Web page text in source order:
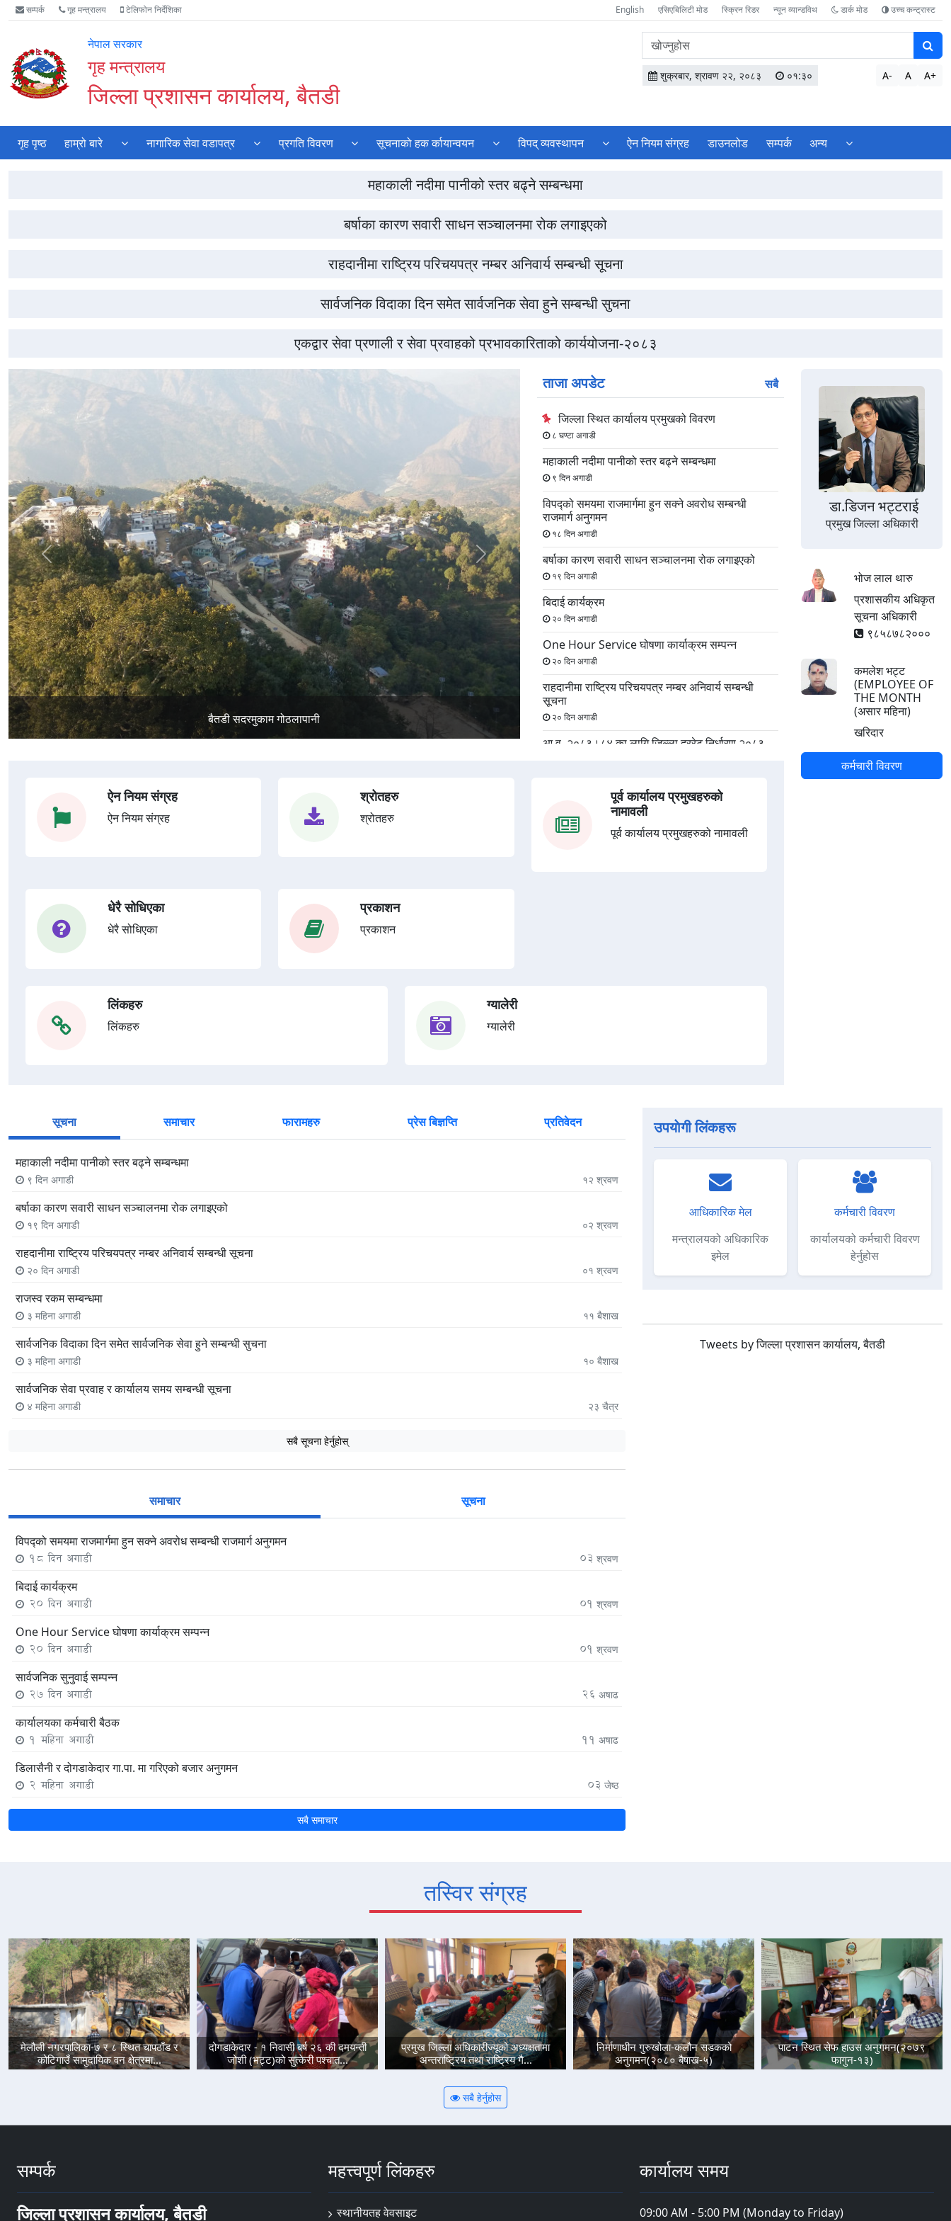
Accessibility
Mode
गर्नुहोस्
मुख्य
नेभिगेसन
वेबसाइट
खोजमा
सम्पर्क गृह मन्त्रालय टेलिफोन निर्देशिका English एसिएबिलिटी मोड स्क्रिन रिडर न्यून व्यान्डविथ डार्क मोड उच्च कन्ट्रास्ट
नेपाल सरकार
गृह मन्त्रालय
जिल्ला प्रशासन कार्यालय, बैतडी
वेबसाइटमा
सामग्री
खोज्नुहोस
शुक्रबार, श्रावण २२, २०८३ ०१:३० A- A A+
गृह पृष्ठ हाम्रो बारे नागारिक सेवा वडापत्र प्रगति विवरण सूचनाको हक र्कायान्वयन विपद् व्यवस्थापन ऐन नियम संग्रह डाउनलोड सम्पर्क अन्य
महाकाली नदीमा पानीको स्तर बढ्ने सम्बन्धमा
बर्षाका कारण सवारी साधन सञ्चालनमा रोक लगाइएको
राहदानीमा राष्ट्रिय परिचयपत्र नम्बर अनिवार्य सम्बन्धी सूचना
सार्वजनिक विदाका दिन समेत सार्वजनिक सेवा हुने सम्बन्धी सुचना
एकद्वार सेवा प्रणाली र सेवा प्रवाहको प्रभावकारिताको कार्ययोजना-२०८३
गढी बैतडी
अघिल्लो
स्लाइड
अर्को
स्लाइड
ताजा अपडेट सबै
जिल्ला स्थित कार्यालय प्रमुखको विवरण
८ घण्टा अगाडी
महाकाली नदीमा पानीको स्तर बढ्ने सम्बन्धमा
९ दिन अगाडी
विपद्को समयमा राजमार्गमा हुन सक्ने अवरोध सम्बन्धी
राजमार्ग अनुगमन
१८ दिन अगाडी
बर्षाका कारण सवारी साधन सञ्चालनमा रोक लगाइएको
१९ दिन अगाडी
बिदाई कार्यक्रम
२० दिन अगाडी
One Hour Service घोषणा कार्याक्रम सम्पन्‍न
२० दिन अगाडी
राहदानीमा राष्ट्रिय परिचयपत्र नम्बर अनिवार्य सम्बन्धी
सूचना
२० दिन अगाडी
आ.व. २०८३।८४ का लागि जिल्ला दररेट निर्धारण २०८३
सार्वजनिक सुनुवाई सम्पन्न
कार्यालयका कर्मचारी बैठक
ऐन नियम संग्रह
ऐन नियम संग्रह
श्रोतहरु
श्रोतहरु
पूर्व कार्यालय प्रमुखहरुको
नामावली
पूर्व कार्यालय प्रमुखहरुको नामावली
धेरै सोधिएका
धेरै सोधिएका
प्रकाशन
प्रकाशन
लिंकहरु
लिंकहरु
ग्यालेरी
ग्यालेरी
डा.डिजन भट्टराई
प्रमुख जिल्ला अधिकारी
भोज लाल थारु
प्रशासकीय अधिकृत
सूचना अधिकारी
९८५८७८२०००
कमलेश भट्ट
(EMPLOYEE OF
THE MONTH
(असार महिना)
खरिदार
कर्मचारी विवरण
सूचना समाचार फारामहरु प्रेस बिज्ञप्ति प्रतिवेदन
महाकाली नदीमा पानीको स्तर बढ्ने सम्बन्धमा
९ दिन अगाडी १२ श्रवण
बर्षाका कारण सवारी साधन सञ्चालनमा रोक लगाइएको
१९ दिन अगाडी ०२ श्रवण
राहदानीमा राष्ट्रिय परिचयपत्र नम्बर अनिवार्य सम्बन्धी सूचना
२० दिन अगाडी ०१ श्रवण
राजस्व रकम सम्बन्धमा
३ महिना अगाडी ११ बैशाख
सार्वजनिक विदाका दिन समेत सार्वजनिक सेवा हुने सम्बन्धी सुचना
३ महिना अगाडी १० बैशाख
सार्वजनिक सेवा प्रवाह र कार्यालय समय सम्बन्धी सूचना
४ महिना अगाडी २३ चैत्र
सबै सूचना हेर्नुहाेस्
समाचार सूचना
विपद्को समयमा राजमार्गमा हुन सक्ने अवरोध सम्बन्धी राजमार्ग अनुगमन
18 दिन अगाडी 03 श्रवण
बिदाई कार्यक्रम
20 दिन अगाडी 01 श्रवण
One Hour Service घोषणा कार्याक्रम सम्पन्‍न
20 दिन अगाडी 01 श्रवण
सार्वजनिक सुनुवाई सम्पन्न
27 दिन अगाडी 26 अषाढ
कार्यालयका कर्मचारी बैठक
1 महिना अगाडी 11 अषाढ
डिलासैनी र दोगडाकेदार गा.पा. मा गरिएको बजार अनुगमन
2 महिना अगाडी 03 जेष्ठ
सबै समाचार
उपयाेगी लिंकहरू
आधिकारिक मेल
मन्त्रालयको अधिकारिक
इमेल
कर्मचारी विवरण
कार्यालयको कर्मचारी विवरण
हेर्नुहोस
Tweets by जिल्ला प्रशासन कार्यालय, बैतडी
तस्विर संग्रह
मेलौली नगरपालिका-७ र ८ स्थित चापठाँड र
कोटिगाउँ सामुदायिक वन क्षेत्रमा...
दोगडाकेदार - १ निवासी बर्ष २६ की दमयन्ती
जोशी (भट्ट)को सुत्केरी पश्चात...
प्रमुख जिल्ला अधिकारीज्यूको अध्यक्षतामा
अन्तराष्ट्रिय तथा राष्ट्रिय गै...
निर्माणाधीन गुरुखोला-कलौन सडकको
अनुगमन(२०८० बैषाख-५)
पाटन स्थित सेफ हाउस अनुगमन(२०७९
फागुन-१३)
सबै हेर्नुहोस
सम्पर्क
जिल्ला प्रशासन कार्यालय, बैतडी
महत्त्वपूर्ण लिंकहरु
स्थानीयतह वेवसाइट
कार्यालय समय
09:00 AM - 5:00 PM (Monday to Friday)